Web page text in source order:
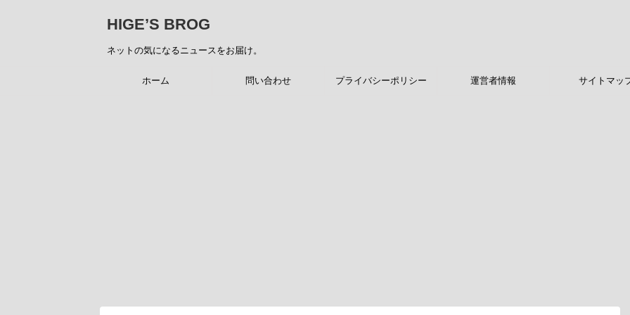
HIGE’S BROG
ネットの気になるニュースをお届け。
ホーム 問い合わせ プライバシーポリシー 運営者情報 サイトマッ